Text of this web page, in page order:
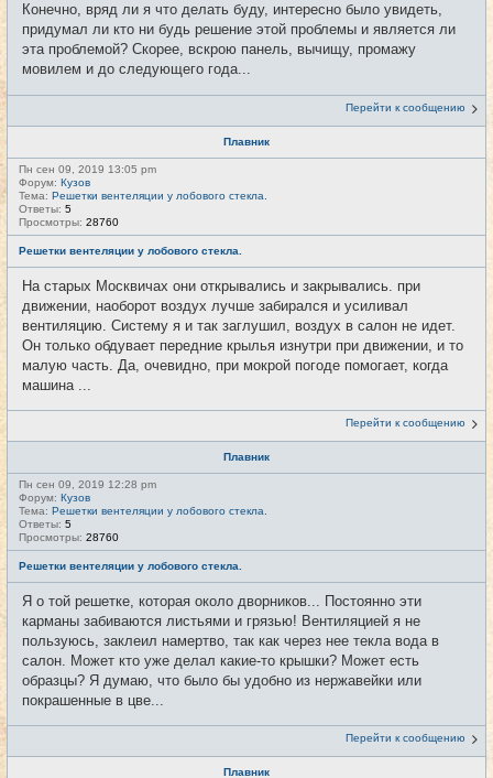
Конечно, вряд ли я что делать буду, интересно было увидеть,
придумал ли кто ни будь решение этой проблемы и является ли
эта проблемой? Скорее, вскрою панель, вычищу, промажу
мовилем и до следующего года...
Перейти к сообщению
Плавник
Пн сен 09, 2019 13:05 pm
Форум: Кузов
Тема: Решетки вентеляции у лобового стекла.
Ответы: 5
Просмотры: 28760
Решетки вентеляции у лобового стекла.
На старых Москвичах они открывались и закрывались. при
движении, наоборот воздух лучше забирался и усиливал
вентиляцию. Систему я и так заглушил, воздух в салон не идет.
Он только обдувает передние крылья изнутри при движении, и то
малую часть. Да, очевидно, при мокрой погоде помогает, когда
машина ...
Перейти к сообщению
Плавник
Пн сен 09, 2019 12:28 pm
Форум: Кузов
Тема: Решетки вентеляции у лобового стекла.
Ответы: 5
Просмотры: 28760
Решетки вентеляции у лобового стекла.
Я о той решетке, которая около дворников... Постоянно эти
карманы забиваются листьями и грязью! Вентиляцией я не
пользуюсь, заклеил намертво, так как через нее текла вода в
салон. Может кто уже делал какие-то крышки? Может есть
образцы? Я думаю, что было бы удобно из нержавейки или
покрашенные в цве...
Перейти к сообщению
Плавник